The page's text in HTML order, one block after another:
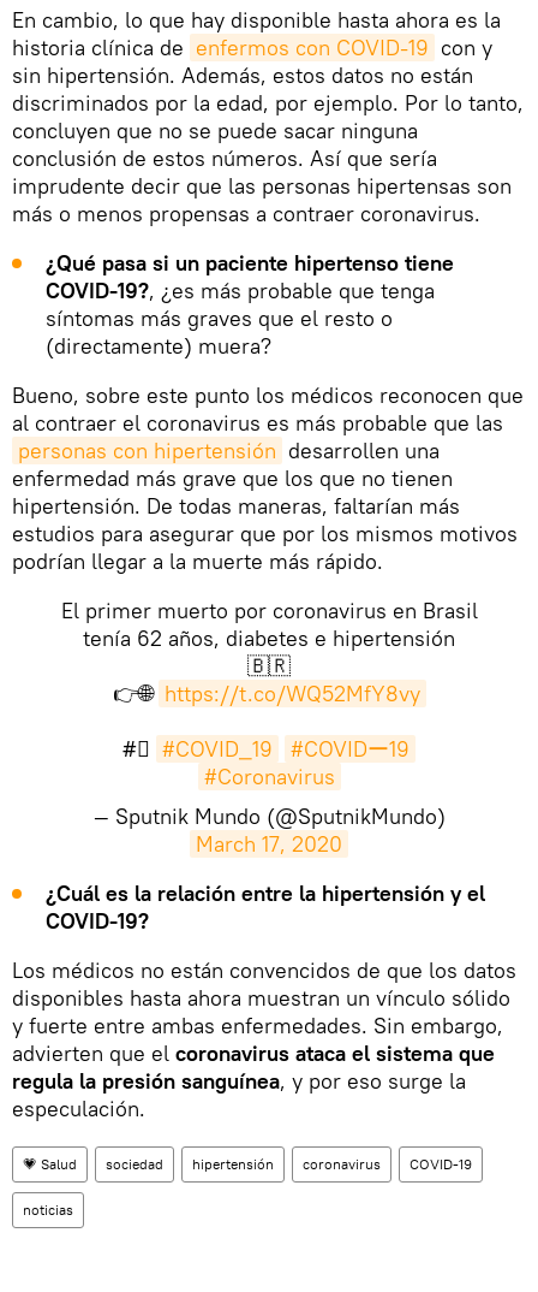
En cambio, lo que hay disponible hasta ahora es la
historia clínica de enfermos con COVID-19 con y
sin hipertensión. Además, estos datos no están
discriminados por la edad, por ejemplo. Por lo tanto,
concluyen que no se puede sacar ninguna
conclusión de estos números. Así que sería
imprudente decir que las personas hipertensas son
más o menos propensas a contraer coronavirus.
¿Qué pasa si un paciente hipertenso tiene
COVID-19?, ¿es más probable que tenga
síntomas más graves que el resto o
(directamente) muera?
Bueno, sobre este punto los médicos reconocen que
al contraer el coronavirus es más probable que las
personas con hipertensión desarrollen una
enfermedad más grave que los que no tienen
hipertensión. De todas maneras, faltarían más
estudios para asegurar que por los mismos motivos
podrían llegar a la muerte más rápido.
El primer muerto por coronavirus en Brasil
tenía 62 años, diabetes e hipertensión
🇧🇷
👉🌐 https://t.co/WQ52MfY8vy
#⃣ #COVID_19
#COVIDー19
#Coronavirus
— Sputnik Mundo (@SputnikMundo)
March 17, 2020
¿Cuál es la relación entre la hipertensión y el
COVID-19?
Los médicos no están convencidos de que los datos
disponibles hasta ahora muestran un vínculo sólido
y fuerte entre ambas enfermedades. Sin embargo,
advierten que el coronavirus ataca el sistema que
regula la presión sanguínea, y por eso surge la
especulación.
💗 Salud sociedad hipertensión coronavirus COVID-19
noticias